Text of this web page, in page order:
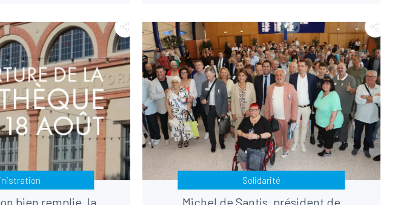
bien remplie, la
Solidarité
Michel de Santis, président de